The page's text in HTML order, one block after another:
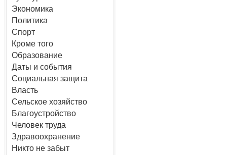
Экономика
Политика
Спорт
Кроме того
Образование
Даты и события
Социальная защита
Власть
Сельское хозяйство
Благоустройство
Человек труда
Здравоохранение
Никто не забыт